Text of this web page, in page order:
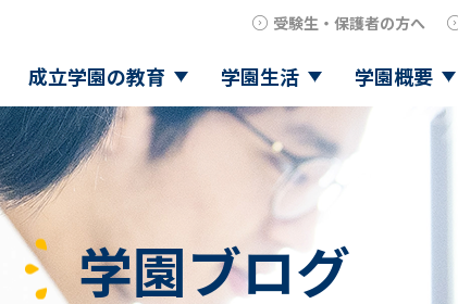
受験生・保護者の方へ
成立学園の教育 学園生活 学園概要
学園ブログ